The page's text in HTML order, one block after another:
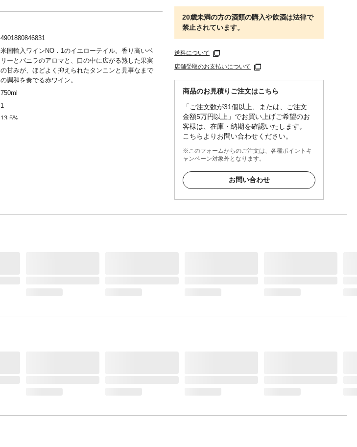
20歳未満の方の酒類の購入や飲酒は法律で
禁止されています。
送料について
店舗受取のお支払いについて
商品のお見積りご注文はこちら
「ご注文数が31個以上、または、ご注文
金額5万円以上」でお買い上げご希望のお
客様は、在庫・納期を確認いたします。
こちらよりお問い合わせください。
※このフォームからのご注文は、各種ポイントキ
ャンペーン対象外となります。
お問い合わせ
4901880846831
米国輸入ワインNO．1のイエローテイル。香り高いベ
リーとバニラのアロマと、口の中に広がる熟した果実
の甘みが、ほどよく抑えられたタンニンと見事なまで
の調和を奏でる赤ワイン。
750ml
1
13.5%